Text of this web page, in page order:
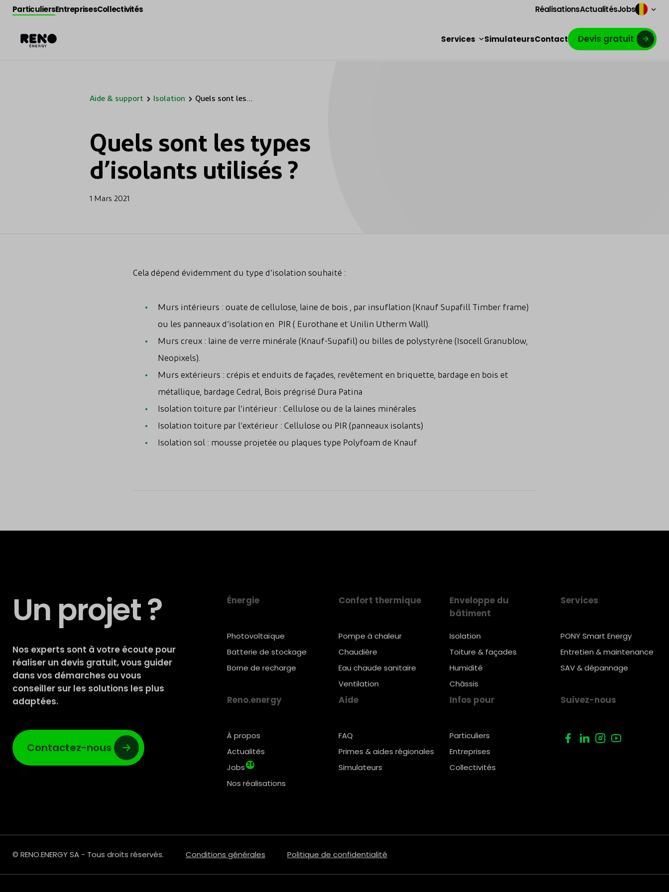
ParticuliersEntreprisesCollectivités RéalisationsActualitésJobs
Services SimulateursContact Devis gratuit
Aide & support Isolation
Quels sont les
types d’isolants
Quels sont les types
d’isolants utilisés ?
1 Mars 2021
Cela dépend évidemment du type d’isolation souhaité :
Murs intérieurs : ouate de cellulose, laine de bois , par insuflation (Knauf Supafill Timber frame)
ou les panneaux d’isolation en PIR ( Eurothane et Unilin Utherm Wall).
Murs creux : laine de verre minérale (Knauf-Supafil) ou billes de polystyrène (Isocell Granublow,
Neopixels).
Murs extérieurs : crépis et enduits de façades, revêtement en briquette, bardage en bois et
métallique, bardage Cedral, Bois prégrisé Dura Patina
Isolation toiture par l’intérieur : Cellulose ou de la laines minérales
Isolation toiture par l’extérieur : Cellulose ou PIR (panneaux isolants)
Isolation sol : mousse projetée ou plaques type Polyfoam de Knauf
Un projet ?
Nos experts sont à votre écoute pour
réaliser un devis gratuit, vous guider
dans vos démarches ou vous
conseiller sur les solutions les plus
adaptées.
Contactez-nous
Énergie
Photovoltaïque
Batterie de stockage
Borne de recharge
Confort thermique
Pompe à chaleur
Chaudière
Eau chaude sanitaire
Ventilation
Enveloppe du
bâtiment
Isolation
Toiture & façades
Humidité
Châssis
Services
PONY Smart Energy
Entretien & maintenance
SAV & dépannage
Reno.energy
À propos
Actualités
Jobs 28
Nos réalisations
Aide
FAQ
Primes & aides régionales
Simulateurs
Infos pour
Particuliers
Entreprises
Collectivités
Suivez-nous
© RENO.ENERGY SA - Tous droits réservés. Conditions générales Politique de confidentialité